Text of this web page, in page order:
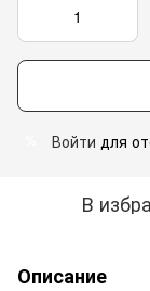
Войти для
В
Описание